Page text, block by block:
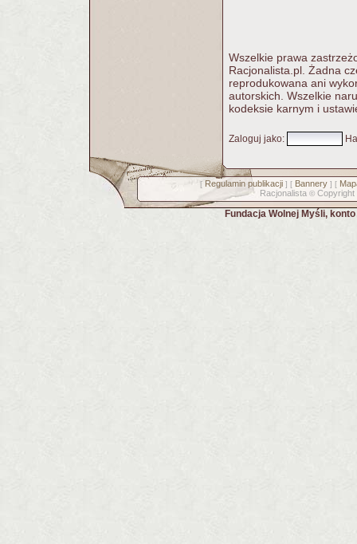
Wszelkie prawa
Racjonalista.pl. Żadna
reprodukowana ani
autorskich. Wszelkie
kodeksie karnym i
Zaloguj jako:
[ Regulamin publikacji] [ Bannery] [
Racjonalista © Copyright
Fundacja Wolnej Myśli,